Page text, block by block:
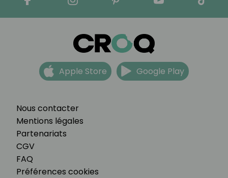
Nous contacter
Mentions légales
Partenariats
CGV
FAQ
Préférences cookies
Apple Store Google Play